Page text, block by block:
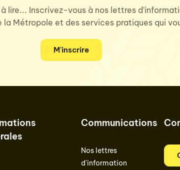
lire... Inscrivez-vous à nos lettres
la Métropole et des services pratiques qui
M'inscrire
Communications
Nos lettres
d'information